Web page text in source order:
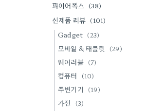
파이어폭스 (38)
신제품 리뷰 (101)
Gadget (23)
모바일 & 태블릿 (29)
웨어러블 (7)
컴퓨터 (10)
주변기기 (19)
가전 (3)